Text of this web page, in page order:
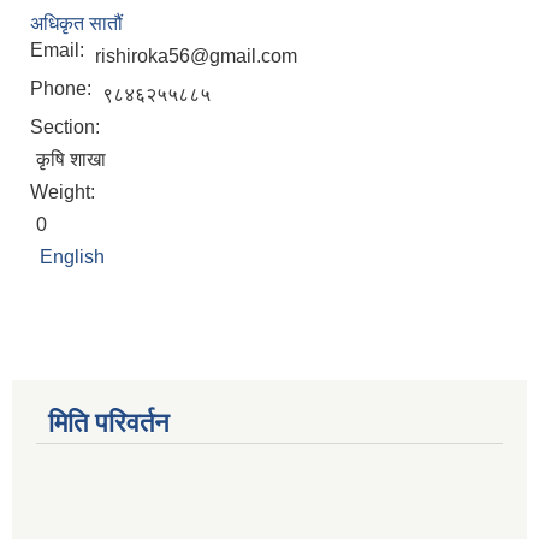
अधिकृत सातौं
Email:
rishiroka56@gmail.com
Phone:
९८४६२५५८८५
Section:
कृषि शाखा
Weight:
0
English
मिति परिवर्तन